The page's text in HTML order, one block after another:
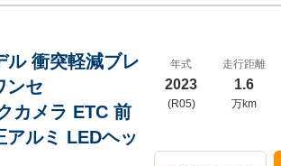
ル 衝突軽減ブレ
ンセ
カメラ ETC 前
ルミ LEDヘッ
年式
2023
(R05)
走行距離
1.6
万km